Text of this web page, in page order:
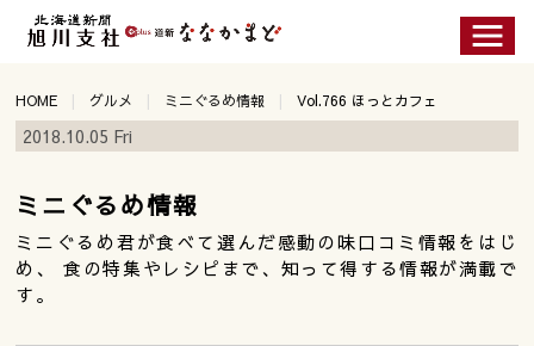
HOME グルメ ミニぐるめ情報 Vol.766 ほっとカフェ
2018.10.05 Fri
ミニぐるめ情報
ミニぐるめ君が食べて選んだ感動の味口コミ情報をはじ
め、 食の特集やレシピまで、知って得する情報が満載で
す。